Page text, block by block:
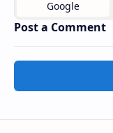
Post a Comment